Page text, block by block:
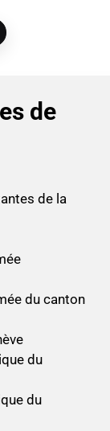
de
de la
du canton
du
du